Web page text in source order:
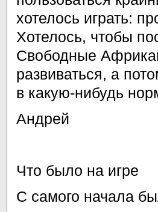
хотелось играть:
Хотелось, чтобы
Свободные
развиваться, а
в какую-нибудь
Андрей
Что было на игре
С самого начала